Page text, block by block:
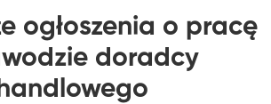
ogłoszenia o pracę
doradcy